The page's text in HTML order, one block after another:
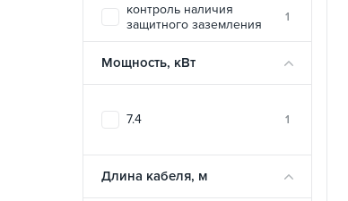
контроль наличия
защитного заземления
1
1
температурная защита
защита
1
Мощность, кВт
7.4 1
Длина кабеля, м